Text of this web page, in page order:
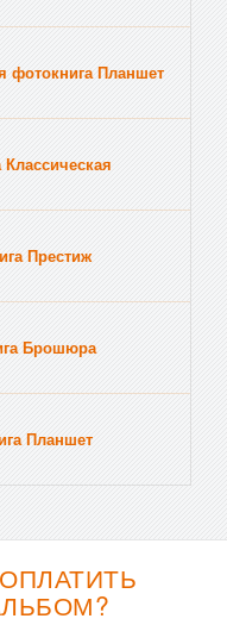
фотокнига Планшет
Престиж
Брошюра
Планшет